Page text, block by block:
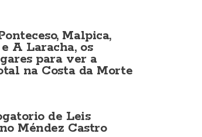
Malpica,
A Laracha, os
para ver a
na Costa da Morte
de Leis
Méndez Castro